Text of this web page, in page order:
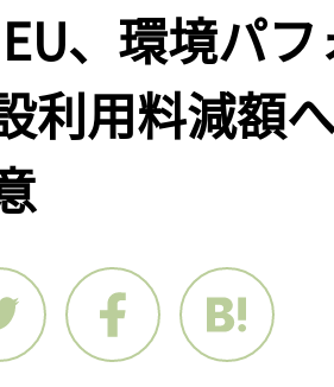
EU、環境パ
利用料減額